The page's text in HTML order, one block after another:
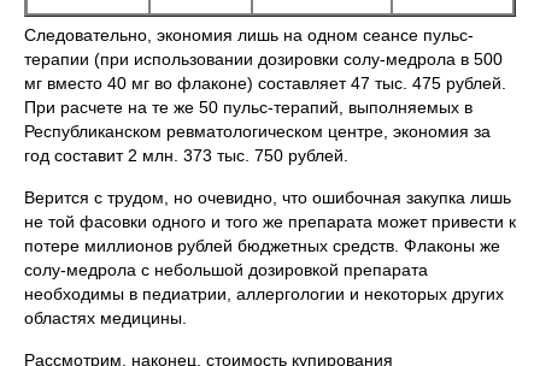
Следовательно, экономия лишь на одном сеансе пульс-
терапии (при использовании дозировки солу-медрола в 500
мг вместо 40 мг во флаконе) составляет 47 тыс. 475 рублей.
При расчете на те же 50 пульс-терапий, выполняемых в
Республиканском ревматологическом центре, экономия за
год составит 2 млн. 373 тыс. 750 рублей.
Верится с трудом, но очевидно, что ошибочная закупка лишь
не той фасовки одного и того же препарата может привести к
потере миллионов рублей бюджетных средств. Флаконы же
солу-медрола с небольшой дозировкой препарата
необходимы в педиатрии, аллергологии и некоторых других
областях медицины.
Рассмотрим, наконец, стоимость купирования